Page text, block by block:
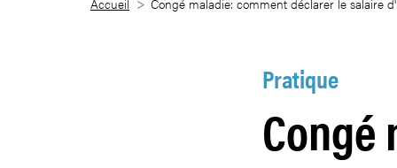
Accueil Congé maladie: comment déclarer le salaire
Pratique